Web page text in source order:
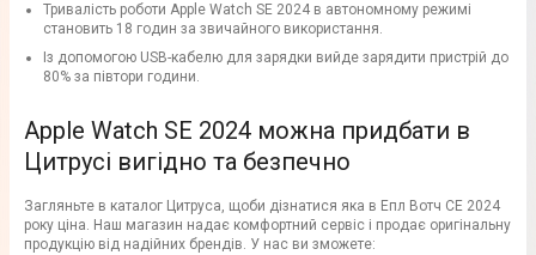
Тривалість роботи Apple Watch SE 2024 в автономному режимі
становить 18 годин за звичайного використання.
Із допомогою USB-кабелю для зарядки вийде зарядити пристрій до
80% за півтори години.
Apple Watch SE 2024 можна придбати в
Цитрусі вигідно та безпечно
Загляньте в каталог Цитруса, щоби дізнатися яка в Епл Вотч СЕ 2024
року ціна. Наш магазин надає комфортний сервіс і продає оригінальну
продукцію від надійних брендів. У нас ви зможете: